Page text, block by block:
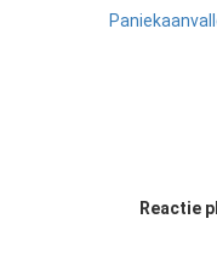
Reactie